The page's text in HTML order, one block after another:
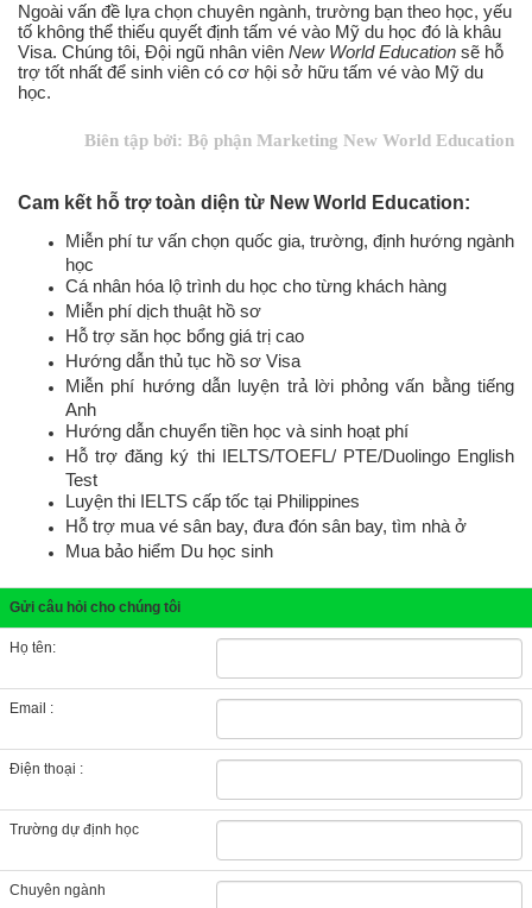
Ngoài vấn đề lựa chọn chuyên ngành, trường bạn theo học, yếu
tố không thể thiếu quyết định tấm vé vào Mỹ du học đó là khâu
Visa. Chúng tôi, Đội ngũ nhân viên New World Education sẽ hỗ
trợ tốt nhất để sinh viên có cơ hội sở hữu tấm vé vào Mỹ du
học.
Biên tập bởi: Bộ phận Marketing New World Education
Cam kết hỗ trợ toàn diện từ New World Education:
Miễn phí tư vấn chọn quốc gia, trường, định hướng ngành
học
Cá nhân hóa lộ trình du học cho từng khách hàng
Miễn phí dịch thuật hồ sơ
Hỗ trợ săn học bổng giá trị cao
Hướng dẫn thủ tục hồ sơ Visa
Miễn phí hướng dẫn luyện trả lời phỏng vấn bằng tiếng
Anh
Hướng dẫn chuyển tiền học và sinh hoạt phí
Hỗ trợ đăng ký thi IELTS/TOEFL/ PTE/Duolingo English
Test
Luyện thi IELTS cấp tốc tại Philippines
Hỗ trợ mua vé sân bay, đưa đón sân bay, tìm nhà ở
Mua bảo hiểm Du học sinh
Gửi câu hỏi cho chúng tôi
Họ tên:
Email :
Điện thoại :
Trường dự định học
Chuyên ngành